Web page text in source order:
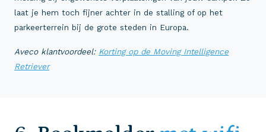
laat je hem toch fijner achter in de stalling of op het
parkeerterrein bij de grote steden in Europa.
Aveco klantvoordeel: Korting op de Moving Intelligence
Retriever